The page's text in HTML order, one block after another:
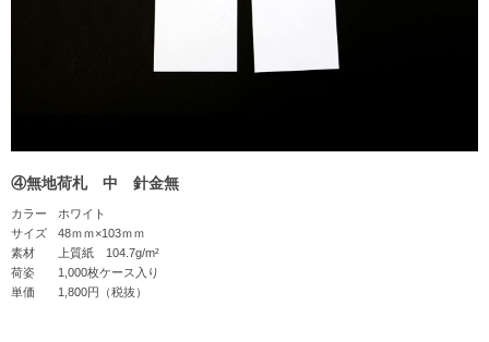
④無地荷札 中 針金無
カラー
ホワイト
サイズ
48ｍｍ×103ｍｍ
素材
上質紙 104.7g/m²
荷姿
1,000枚ケース入り
単価
1,800円（税抜）